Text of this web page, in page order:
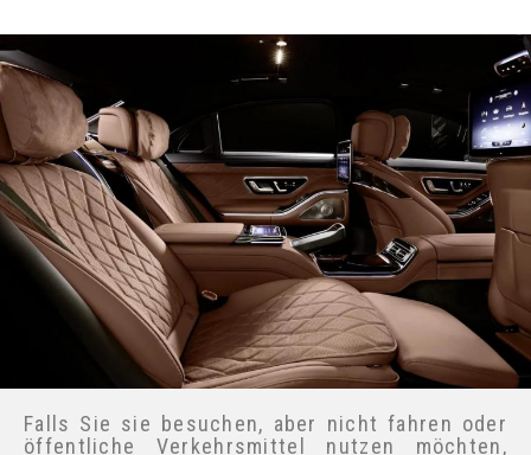
Falls Sie sie besuchen, aber nicht fahren oder